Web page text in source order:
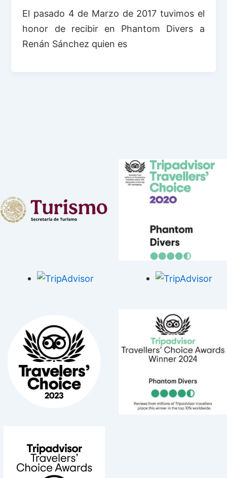
El pasado 4 de Marzo de 2017 tuvimos el
honor de recibir en Phantom Divers a
Renán Sánchez quien es